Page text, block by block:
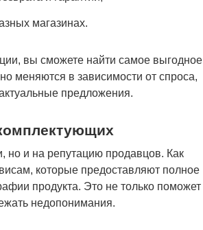
магазинах.
вы сможете найти самое выгодное
меняются в зависимости от спроса,
предложения.
но и на репутацию продавцов. Как
которые предоставляют полное
продукта. Это не только поможет
недопонимания.